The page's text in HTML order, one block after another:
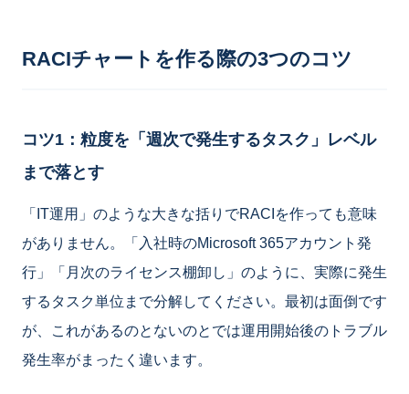
RACIチャートを作る際の3つのコツ
コツ1：粒度を「週次で発生するタスク」レベル
まで落とす
「IT運用」のような大きな括りでRACIを作っても意味
がありません。「入社時のMicrosoft 365アカウント発
行」「月次のライセンス棚卸し」のように、実際に発生
するタスク単位まで分解してください。最初は面倒です
が、これがあるのとないのとでは運用開始後のトラブル
発生率がまったく違います。